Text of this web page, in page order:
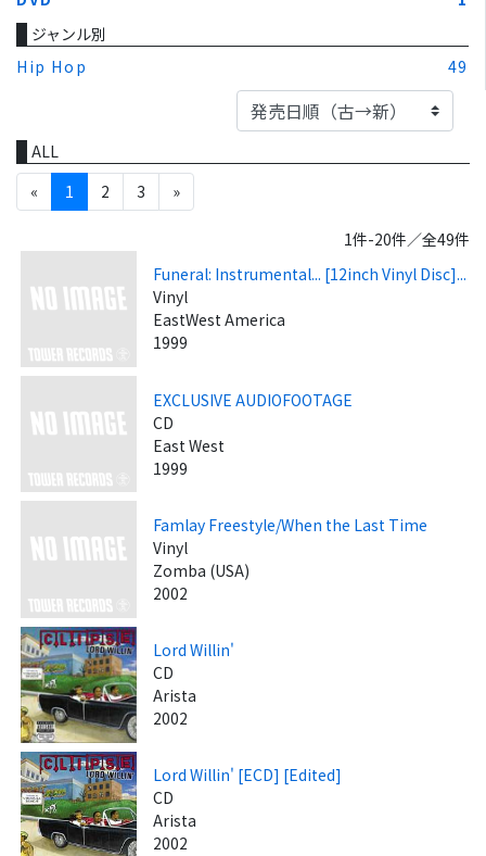
ジャンル別
Hip Hop
49
ALL
«
1 2 3 »
1件-20件／全49件
Funeral: Instrumental... [12inch Vinyl Disc]...
Vinyl
EastWest America
1999
EXCLUSIVE AUDIOFOOTAGE
CD
East West
1999
Famlay Freestyle/When the Last Time
Vinyl
Zomba (USA)
2002
Lord Willin'
CD
Arista
2002
Lord Willin' [ECD] [Edited]
CD
Arista
2002